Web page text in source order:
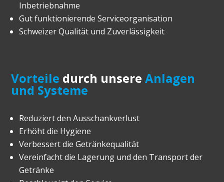
Inbetriebnahme
Gut funktionierende Serviceorganisation
Schweizer Qualität und Zuverlässigkeit
Vorteile durch unsereAnlagen
und Systeme
Reduziert den Ausschankverlust
Erhöht die Hygiene
Verbessert die Getränkequalität
Vereinfacht die Lagerung und den Transport der
Getränke